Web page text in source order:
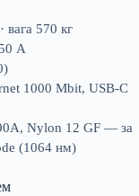
вага 570 кг
А
1000 Mbit, USB-C
Nylon 12 GF — за
(1064 нм)